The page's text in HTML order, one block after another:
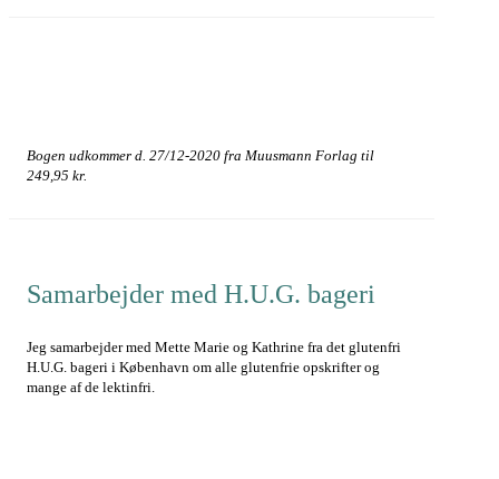
Bogen udkommer d. 27/12-2020 fra Muusmann Forlag til
249,95 kr.
Samarbejder med H.U.G. bageri
Jeg samarbejder med Mette Marie og Kathrine fra det glutenfri
H.U.G. bageri i København om alle glutenfrie opskrifter og
mange af de lektinfri.